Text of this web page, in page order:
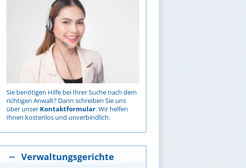
Sie benötigen Hilfe bei Ihrer Suche nach dem
richtigen Anwalt? Dann schreiben Sie uns
über unser Kontaktformular. Wir helfen
Ihnen kostenlos und unverbindlich.
Verwaltungsgerichte